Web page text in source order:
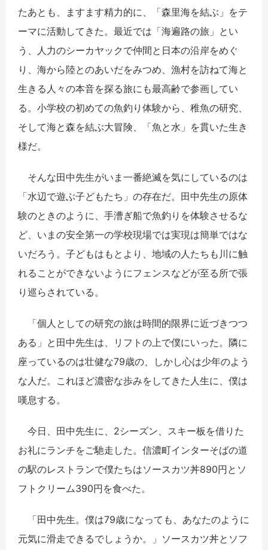
たあとも、ますます精力的に、「森里海を結ぶ」をテ
ーマに活動してきた。最近では「海遍路の旅」とい
う、人力のシーカヤックで仲間と日本の沿岸をめぐ
り、海から陸とのあいだをみつめ、漁村を訪ねて海と
生きる人々の本音を探る旅にも最高齢で参画してい
る。小学校の初めての魚釣り体験から、稚魚の研究、
そして海と森を結ぶ大冒険、「魚と水」を貫いた生き
様だ。
そんな田中先生がいま一番絶滅を気にしているのは
「水辺で遊ぶ子どもたち」の存在だ。田中先生の原体
験のときのように、手漕ぎ船で魚釣りを体験させるな
ど、いまの安全第一の学校現場では実現は簡単ではな
いだろう。子どもはもとより、地域の人たちも川に触
れることができないようにフェンスなどが至る所で張
り巡らされている。
「個人としての研究の旅は時間的限界に近づきつつ
ある」と田中先生は、リフトの上で僕にいった。隣に
座っているのは壮健な79歳の、しかし心は少年のよう
な人だ。これほど濃密な歩みをしてきた人生に、僕は
嘆息する。
今日、田中先生に、2シーズン、スキー板を借りた
お礼にランチをご馳走した。信濃町インターそばの道
の駅のレストランで僕たちはソースカツ丼890円とソ
フトクリーム390円を食べた。
「田中先生。僕は79歳になっても、あなたのように
元気に滑走できるでしょうか。」ソースカツ丼とソフ